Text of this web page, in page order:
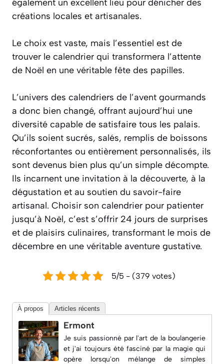
également un excellent lieu pour dénicher des
créations locales et artisanales.
Le choix est vaste, mais l’essentiel est de
trouver le calendrier qui transformera l’attente
de Noël en une véritable fête des papilles.
L’univers des calendriers de l’avent gourmands
a donc bien changé, offrant aujourd’hui une
diversité capable de satisfaire tous les palais.
Qu’ils soient sucrés, salés, remplis de boissons
réconfortantes ou entièrement personnalisés, ils
sont devenus bien plus qu’un simple décompte.
Ils incarnent une invitation à la découverte, à la
dégustation et au soutien du savoir-faire
artisanal. Choisir son calendrier pour patienter
jusqu’à Noël, c’est s’offrir 24 jours de surprises
et de plaisirs culinaires, transformant le mois de
décembre en une véritable aventure gustative.
5/5 - (379 votes)
À propos Articles récents
Ermont
Je suis passionné par l'art de la boulangerie
et j'ai toujours été fasciné par la magie qui
opère lorsqu'on mélange de simples